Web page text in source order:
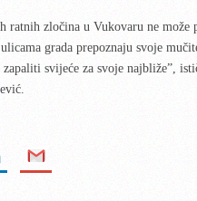
ratnih zločina u Vukovaru ne
grada prepoznaju svoje
svijeće za svoje najbliže”,